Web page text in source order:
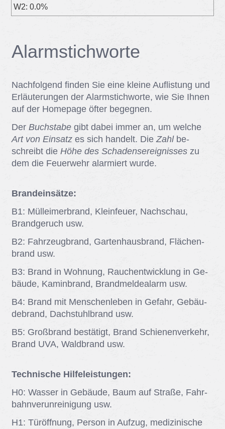
W2: 0.0%
Alarm­stich­wor­te
Nach­fol­gend fin­den Sie eine klei­ne Auf­lis­tung und
Er­läu­te­run­gen der Alarm­stich­wor­te, wie Sie Ih­nen
auf der Home­page öf­ter be­geg­nen.
Der Buchstabegibt da­bei im­mer an, um wel­che
Art von Einsatzes sich han­delt. DieZahlbe­
schreibt die Höhe des Schadensereignisseszu
dem die Feu­er­wehr alar­miert wur­de.
Brandeinsätze:
B1: Müll­ei­mer­brand, Klein­feu­er, Nach­schau,
Brand­ge­ruch usw.
B2: Fahr­zeug­brand, Gar­ten­haus­brand, Flä­chen­
brand usw.
B3: Brand in Woh­nung, Rauch­ent­wick­lung in Ge­
bäu­de, Ka­min­brand, Brand­mel­de­alarm usw.
B4: Brand mit Men­schen­le­ben in Ge­fahr, Ge­bäu­
de­brand, Dach­stuhl­brand usw.
B5: Groß­brand be­stä­tigt, Brand Schie­nen­ver­kehr,
Brand UVA, Wald­brand usw.
Technische Hilfeleistungen:
H0: Was­ser in Ge­bäu­de, Baum auf Stra­ße, Fahr­
bahn­ver­un­rei­ni­gung usw.
H1: Tür­öff­nung, Per­son in Auf­zug, me­di­zi­ni­sche